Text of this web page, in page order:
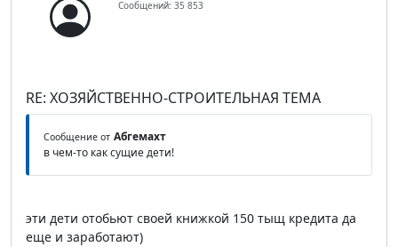
Сообщений: 35 853
RE: ХОЗЯЙСТВЕННО-СТРОИТЕЛЬНАЯ ТЕМА
Сообщение от Абгемахт
в чем-то как сущие дети!
эти дети отобьют своей книжкой 150 тыщ кредита да
еще и заработают)